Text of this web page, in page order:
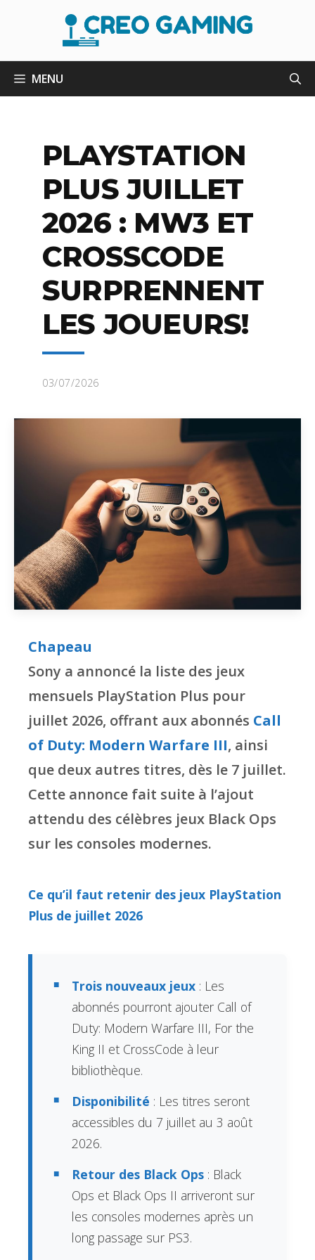
MENU
PLAYSTATION
PLUS JUILLET
2026 : MW3 ET
CROSSCODE
SURPRENNENT
LES JOUEURS!
03/07/2026
Chapeau
Sony a annoncé la liste des jeux
mensuels PlayStation Plus pour
juillet 2026, offrant aux abonnés Call
of Duty: Modern Warfare III, ainsi
que deux autres titres, dès le 7 juillet.
Cette annonce fait suite à l’ajout
attendu des célèbres jeux Black Ops
sur les consoles modernes.
Ce qu’il faut retenir des jeux PlayStation
Plus de juillet 2026
Trois nouveaux jeux : Les
abonnés pourront ajouter Call of
Duty: Modern Warfare III, For the
King II et CrossCode à leur
bibliothèque.
Disponibilité : Les titres seront
accessibles du 7 juillet au 3 août
2026.
Retour des Black Ops : Black
Ops et Black Ops II arriveront sur
les consoles modernes après un
long passage sur PS3.